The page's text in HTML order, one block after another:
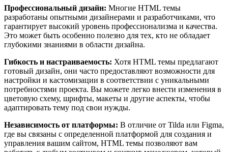
Профессиональный дизайн: Многие HTML темы
разработаны опытными дизайнерами и разработчиками, что
гарантирует высокий уровень профессионализма и качества.
Это может быть особенно полезно для тех, кто не обладает
глубокими знаниями в области дизайна.
Гибкость и настраиваемость: Хотя HTML темы предлагают
готовый дизайн, они часто предоставляют возможности для
настройки и кастомизации в соответствии с уникальными
потребностями проекта. Вы можете легко внести изменения в
цветовую схему, шрифты, макеты и другие аспекты, чтобы
адаптировать тему под свои нужды.
Независимость от платформы: В отличие от Tilda или Figma,
где вы связаны с определенной платформой для создания и
управления вашим сайтом, HTML темы позволяют вам